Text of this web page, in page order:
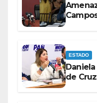
ESTADO
de